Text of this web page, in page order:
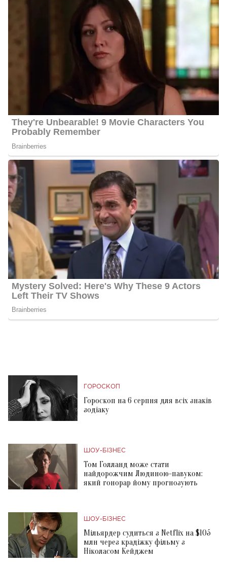
ГОРОСКОП
Гороскоп на 6 серпня для всіх знаків
зодіаку
ШОУ-БІЗНЕС
Том Голланд може стати
найдорожчим Людиною-павуком:
який гонорар йому прогнозують
ШОУ-БІЗНЕС
Мільярдер судиться з Netflix на $105
млн через крадіжку фільму з
Ніколасом Кейджем